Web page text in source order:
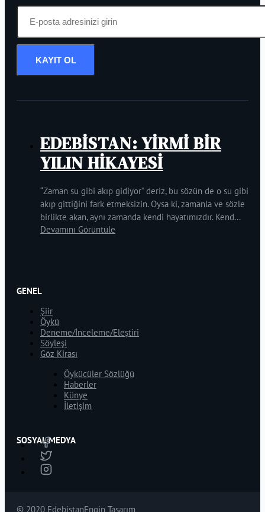
KAYIT OL
EDEBİSTAN: YİRMİ BİR
YILIN HİKAYESİ
“Zaman su gibi akıp gidiyor” deriz, bu sözün de o su gibi
akıp gittiğini fark etmeksizin. Oysa ki, zamanla ve sözle
birlikte akan, aynı zamanda kendi hayatımızdır. Kend...
Devamını Görüntüle
GENEL
Şiir
Öykü
Deneme/İnceleme/Eleştiri
Söyleşi
Göz Kirası
Öykücüler Sözlüğü
Haberler
Künye
İletişim
SOSYAL MEDYA
© 2020 EdebistanEngin Tasarım